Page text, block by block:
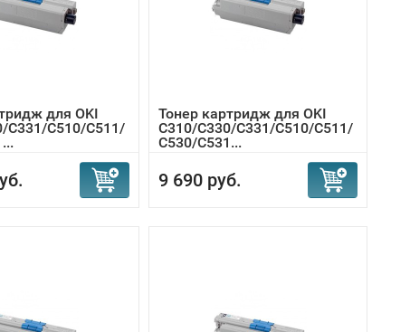
для OKI
C331/C510/C511/
Тонер картридж для OKI
C310/C330/C331/C510/C511/
C530/C531...
9 690 руб.